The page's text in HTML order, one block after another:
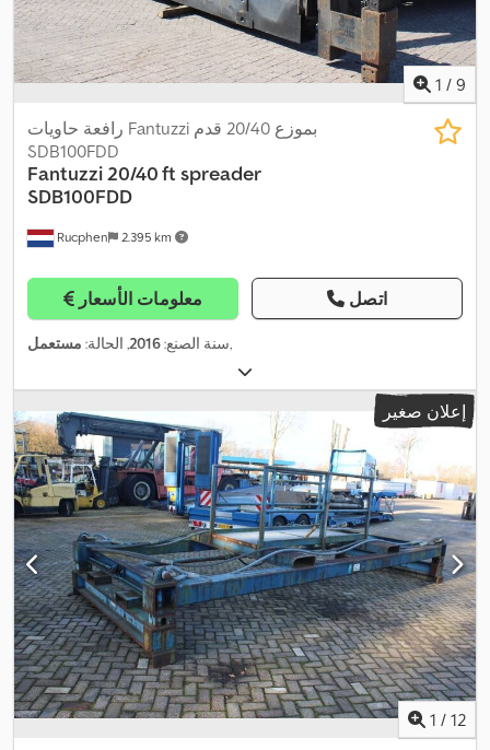
1 / 9
Rucphen 2.395 km
رافعة حاويات Fantuzzi بموزع 20/40 قدم
SDB100FDD
Fantuzzi20/40 ft spreader
SDB100FDD
معلومات الأسعار اتصل
سنة الصنع:2016, الحالة: مستعمل ,
إعلان صغير
1 / 12